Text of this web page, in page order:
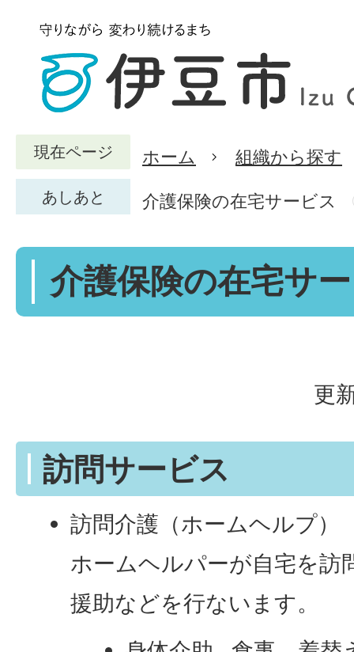
現在ページ ホーム 組織から探す
あしあと 介護保険の在宅サービス
介護保険の在宅サ
更
訪問サービス
訪問介護（ホームヘルプ）
ホームヘルパーが自宅を訪
援助などを行ないます。